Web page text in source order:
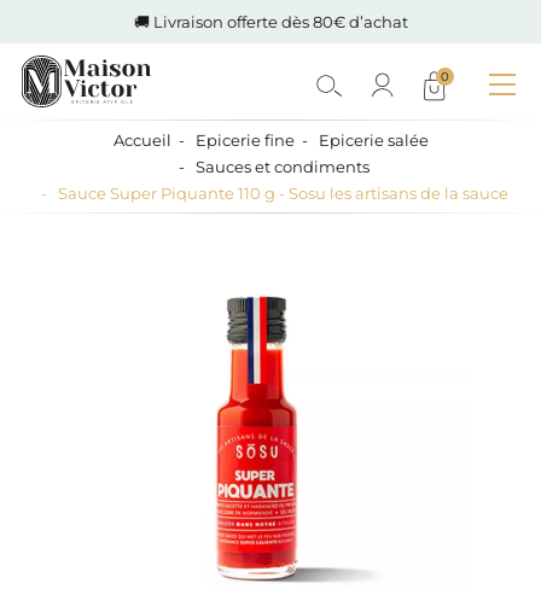
🚚 Livraison offerte dès 80€ d’achat
0
Accueil Epicerie fine
Epicerie salée
Sauces et condiments
Sauce Super Piquante 110 g - Sosu les artisans de la sauce